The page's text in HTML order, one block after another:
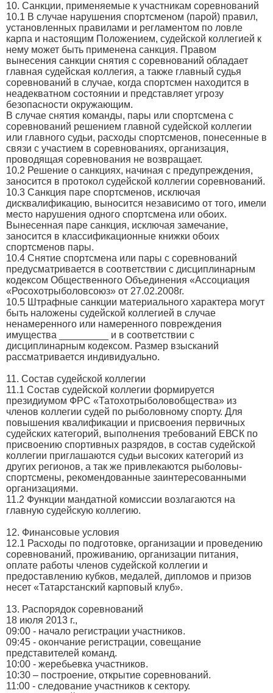
10. Санкции, применяемые к участникам соревнований
10.1 В случае нарушения спортсменом (парой) правил,
установленных правилами и регламентом по ловле
карпа и настоящим Положением, судейской коллегией к
нему может быть применена санкция. Правом
вынесения санкции снятия с соревнований обладает
главная судейская коллегия, а также главный судья
соревнований в случае, когда спортсмен находится в
неадекватном состоянии и представляет угрозу
безопасности окружающим.
В случае снятия команды, пары или спортсмена с
соревнований решением главной судейской коллегии
или главного судьи, расходы спортсменов, понесенные в
связи с участием в соревнованиях, организация,
проводящая соревнования не возвращает.
10.2 Решение о санкциях, начиная с предупреждения,
заносится в протокол судейской коллегии соревнований.
10.3 Санкция паре спортсменов, исключая
дисквалификацию, выносится независимо от того, имели
место нарушения одного спортсмена или обоих.
Вынесенная паре санкция, исключая замечание,
заносится в классификационные книжки обоих
спортсменов пары.
10.4 Снятие спортсмена или пары с соревнований
предусматривается в соответствии с дисциплинарным
кодексом Общественного Объединения «Ассоциация
«Росохотрыболовсоюз» от 27.02.2008г.
10.5 Штрафные санкции материального характера могут
быть наложены судейской коллегией в случае
ненамеренного или намеренного повреждения
имущества _________ и в соответствии с
дисциплинарным кодексом. Размер взысканий
рассматривается индивидуально.
11. Состав судейской коллегии
11.1 Состав судейской коллегии формируется
президиумом ФРС «Татохотрыболовобщества» из
членов коллегии судей по рыболовному спорту. Для
повышения квалификации и присвоения первичных
судейских категорий, выполнения требований ЕВСК по
присвоению спортивных разрядов, в состав судейской
коллегии приглашаются судьи высоких категорий из
других регионов, а так же привлекаются рыболовы-
спортсмены, рекомендованные заинтересованными
организациями.
11.2 Функции мандатной комиссии возлагаются на
главную судейскую коллегию.
12. Финансовые условия
12.1 Расходы по подготовке, организации и проведению
соревнований, проживанию, организации питания,
оплате работы членов судейской коллегии и
предоставлению кубков, медалей, дипломов и призов
несет «Татарстанский карповый клуб».
13. Распорядок соревнований
18 июля 2013 г.,
09:00 - начало регистрации участников.
09:45 - окончание регистрации, совещание
представителей команд.
10:00 - жеребьевка участников.
10:30 – построение, открытие соревнований.
11:00 - следование участников к сектору.